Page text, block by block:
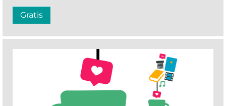
Gratis